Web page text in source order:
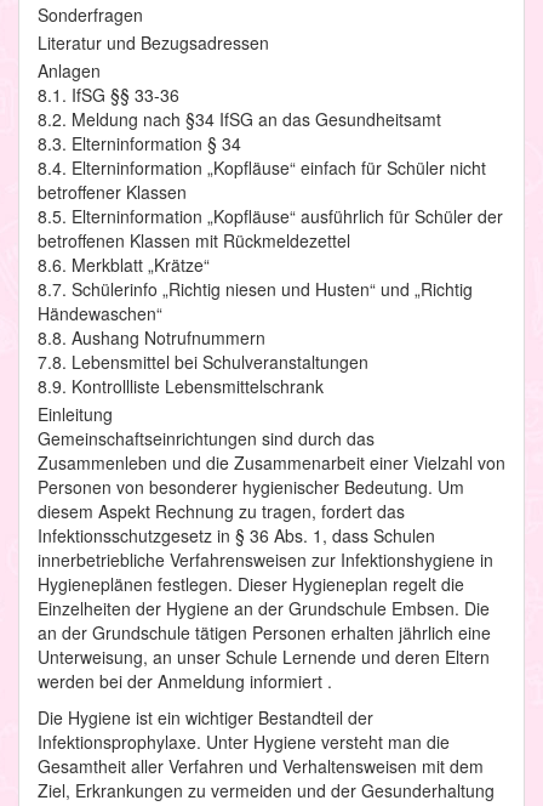
Sonderfragen
Literatur und Bezugsadressen
Anlagen
8.1. IfSG §§ 33-36
8.2. Meldung nach §34 IfSG an das Gesundheitsamt
8.3. Elterninformation § 34
8.4. Elterninformation „Kopfläuse“ einfach für Schüler nicht
betroffener Klassen
8.5. Elterninformation „Kopfläuse“ ausführlich für Schüler der
betroffenen Klassen mit Rückmeldezettel
8.6. Merkblatt „Krätze“
8.7. Schülerinfo „Richtig niesen und Husten“ und „Richtig
Händewaschen“
8.8. Aushang Notrufnummern
7.8. Lebensmittel bei Schulveranstaltungen
8.9. Kontrollliste Lebensmittelschrank
Einleitung
Gemeinschaftseinrichtungen sind durch das
Zusammenleben und die Zusammenarbeit einer Vielzahl von
Personen von besonderer hygienischer Bedeutung. Um
diesem Aspekt Rechnung zu tragen, fordert das
Infektionsschutzgesetz in § 36 Abs. 1, dass Schulen
innerbetriebliche Verfahrensweisen zur Infektionshygiene in
Hygieneplänen festlegen. Dieser Hygieneplan regelt die
Einzelheiten der Hygiene an der Grundschule Embsen. Die
an der Grundschule tätigen Personen erhalten jährlich eine
Unterweisung, an unser Schule Lernende und deren Eltern
werden bei der Anmeldung informiert .
Die Hygiene ist ein wichtiger Bestandteil der
Infektionsprophylaxe. Unter Hygiene versteht man die
Gesamtheit aller Verfahren und Verhaltensweisen mit dem
Ziel, Erkrankungen zu vermeiden und der Gesunderhaltung